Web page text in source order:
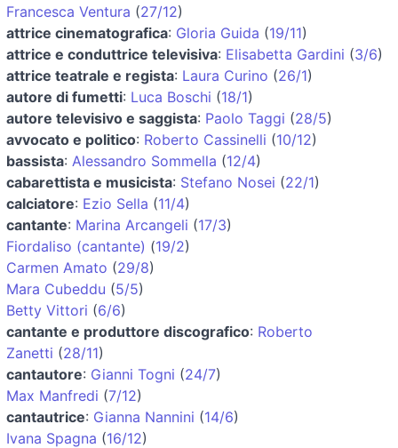
Francesca Ventura (27/12)
attrice cinematografica: Gloria Guida (19/11)
attrice e conduttrice televisiva: Elisabetta Gardini (3/6)
attrice teatrale e regista: Laura Curino (26/1)
autore di fumetti: Luca Boschi (18/1)
autore televisivo e saggista: Paolo Taggi (28/5)
avvocato e politico: Roberto Cassinelli (10/12)
bassista: Alessandro Sommella (12/4)
cabarettista e musicista: Stefano Nosei (22/1)
calciatore: Ezio Sella (11/4)
cantante: Marina Arcangeli (17/3)
Fiordaliso (cantante) (19/2)
Carmen Amato (29/8)
Mara Cubeddu (5/5)
Betty Vittori (6/6)
cantante e produttore discografico: Roberto
Zanetti (28/11)
cantautore: Gianni Togni (24/7)
Max Manfredi (7/12)
cantautrice: Gianna Nannini (14/6)
Ivana Spagna (16/12)